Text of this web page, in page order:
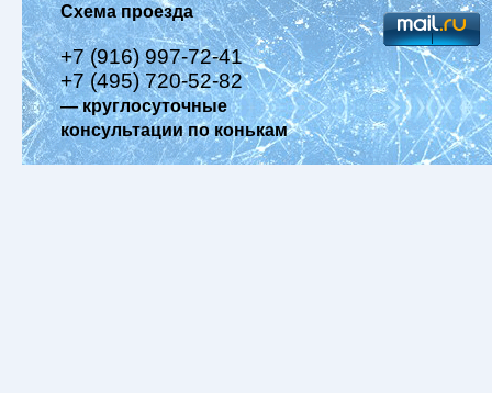
Схема проезда
+7 (916) 997-72-41
+7 (495) 720-52-82
— круглосуточные
консультации по конькам